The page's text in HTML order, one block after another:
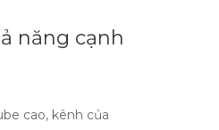
năng cạnh
cao, kênh của